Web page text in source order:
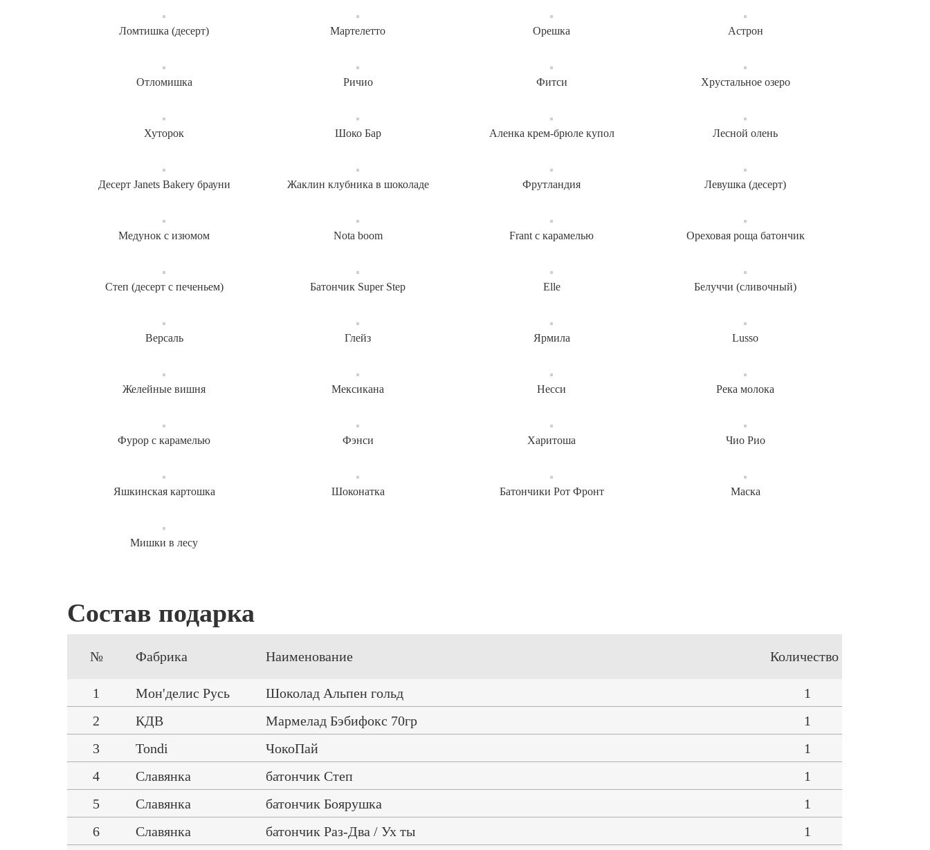
Ломтишка (десерт) Мартелетто Орешка Астрон
Отломишка Ричио Фитси Хрустальное озеро
Хуторок Шоко Бар Аленка крем-брюле купол Лесной олень
Десерт Janets Bakery брауни Жаклин клубника в шоколаде Фрутландия Левушка (десерт)
Медунок с изюмом Nota boom Frant с карамелью Ореховая роща батончик
Степ (десерт с печеньем) Батончик Super Step Elle Белуччи (сливочный)
Версаль Глейз Ярмила Lusso
Желейные вишня Мексикана Несси Река молока
Фурор с карамелью Фэнси Харитоша Чио Рио
Яшкинская картошка Шоконатка Батончики Рот Фронт Маска
Мишки в лесу
Состав подарка
№ Фабрика Наименование Количество
1 Мон'делис Русь Шоколад Альпен гольд
1
2
КДВ Мармелад Бэбифокс 70гр
1
3
Tondi ЧокоПай
1
4
Славянка батончик Степ
1
5
Славянка батончик Боярушка
1
6
Славянка батончик Раз-Два / Ух ты 1